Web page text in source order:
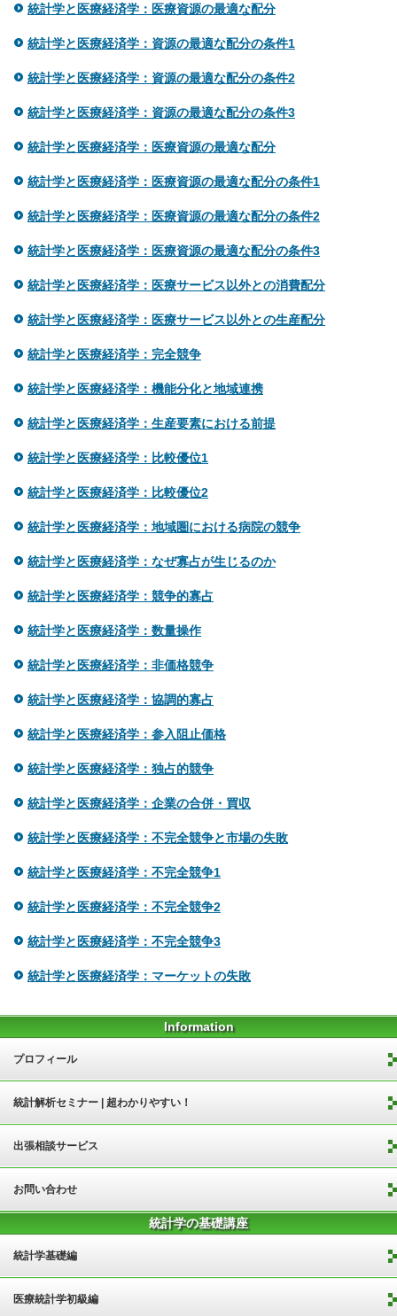
統計学と医療経済学：医療資源の最適な配分
統計学と医療経済学：資源の最適な配分の条件1
統計学と医療経済学：資源の最適な配分の条件2
統計学と医療経済学：資源の最適な配分の条件3
統計学と医療経済学：医療資源の最適な配分
統計学と医療経済学：医療資源の最適な配分の条件1
統計学と医療経済学：医療資源の最適な配分の条件2
統計学と医療経済学：医療資源の最適な配分の条件3
統計学と医療経済学：医療サービス以外との消費配分
統計学と医療経済学：医療サービス以外との生産配分
統計学と医療経済学：完全競争
統計学と医療経済学：機能分化と地域連携
統計学と医療経済学：生産要素における前提
統計学と医療経済学：比較優位1
統計学と医療経済学：比較優位2
統計学と医療経済学：地域圏における病院の競争
統計学と医療経済学：なぜ寡占が生じるのか
統計学と医療経済学：競争的寡占
統計学と医療経済学：数量操作
統計学と医療経済学：非価格競争
統計学と医療経済学：協調的寡占
統計学と医療経済学：参入阻止価格
統計学と医療経済学：独占的競争
統計学と医療経済学：企業の合併・買収
統計学と医療経済学：不完全競争と市場の失敗
統計学と医療経済学：不完全競争1
統計学と医療経済学：不完全競争2
統計学と医療経済学：不完全競争3
統計学と医療経済学：マーケットの失敗
Information
プロフィール
統計解析セミナー | 超わかりやすい！
出張相談サービス
お問い合わせ
統計学の基礎講座
統計学基礎編
医療統計学初級編